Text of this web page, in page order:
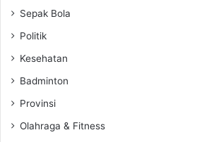
Sepak Bola
Politik
Kesehatan
Badminton
Provinsi
Olahraga & Fitness